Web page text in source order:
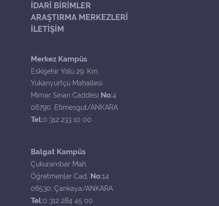
İDARİ BİRİMLER
ARAŞTIRMA MERKEZLERİ
İLETİŞİM
Merkez Kampüs
Eskişehir Yolu 29. Km.
Yukarıyurtçu Mahallesi
Mimar Sinan Caddesi No:4
06790, Etimesgut/ANKARA
Tel:0 312 233 10 00
Balgat Kampüs
Çukurambar Mah.
Öğretmenler Cad. No:14
06530, Çankaya/ANKARA
Tel:0 312 284 45 00